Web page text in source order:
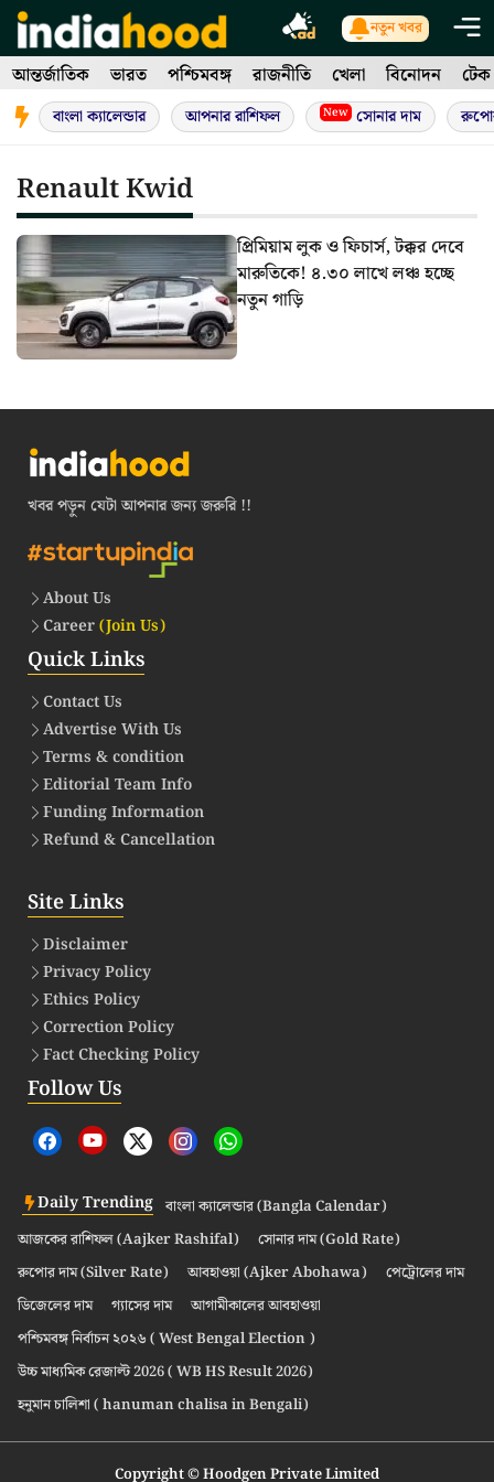
Skip
to
content
নতুন খবর
আন্তর্জাতিক ভারত পশ্চিমবঙ্গ রাজনীতি খেলা বিনোদন টেক
বাংলা ক্যালেন্ডার আপনার রাশিফল New সোনার দাম
Renault Kwid
প্রিমিয়াম লুক ও ফিচার্স, টক্কর দেবে
মারুতিকে! ৪.৩০ লাখে লঞ্চ হচ্ছে
নতুন গাড়ি
খবর পড়ুন যেটা আপনার জন্য জরুরি !!
About Us
Career(Join Us)
Quick Links
Contact Us
Advertise With Us
Terms & condition
Editorial Team Info
Funding Information
Refund & Cancellation
Site Links
Disclaimer
Privacy Policy
Ethics Policy
Correction Policy
Fact Checking Policy
Follow Us
Daily Trending বাংলা ক্যালেন্ডার (Bangla Calendar)
আজকের রাশিফল (Aajker Rashifal)
সোনার দাম (Gold Rate)
রুপোর দাম (Silver Rate)
আবহাওয়া (Ajker Abohawa)
পেট্রোলের দাম
ডিজেলের দাম
গ্যাসের দাম
আগামীকালের আবহাওয়া
পশ্চিমবঙ্গ নির্বাচন ২০২৬ ( West Bengal Election )
উচ্চ মাধ্যমিক রেজাল্ট 2026 ( WB HS Result 2026)
হনুমান চালিশা ( hanuman chalisa in Bengali)
Copyright © Hoodgen Private Limited